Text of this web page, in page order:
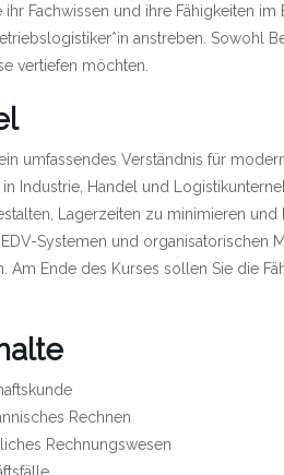
ihr Fachwissen und ihre Fähigkeiten
anstreben. Sowohl
vertiefen möchten.
umfassendes Verständnis für
in Industrie, Handel und
Lagerzeiten zu minimieren
Systemen und organisatorischen
Am Ende des Kurses sollen Sie die
Rechnen
Rechnungswesen